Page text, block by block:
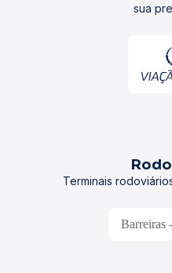
sua
Terminais
Barreiras